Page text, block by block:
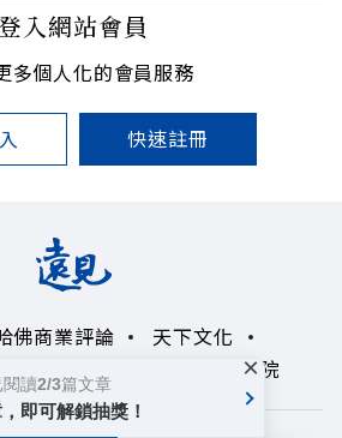
入網站會員
多個人化的會員服務
快速註冊
佛商業評論
天下文化
50+ 領導影響力學院
讀2/3篇文章
即可解鎖抽獎！
×